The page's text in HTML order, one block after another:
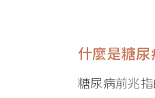
什麼是糖尿
糖尿病前兆